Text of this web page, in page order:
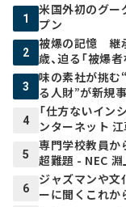
1
米国外初のグー
プン
2
被爆の記憶 継
歳、迫る「被爆者
3
味の素社が挑む
る人財”が新規
4
「仕方ないイン
ンターネット
5
専門学校教員か
超難題 - NEC
6
ジャズマンや文
ーに聞くこれか